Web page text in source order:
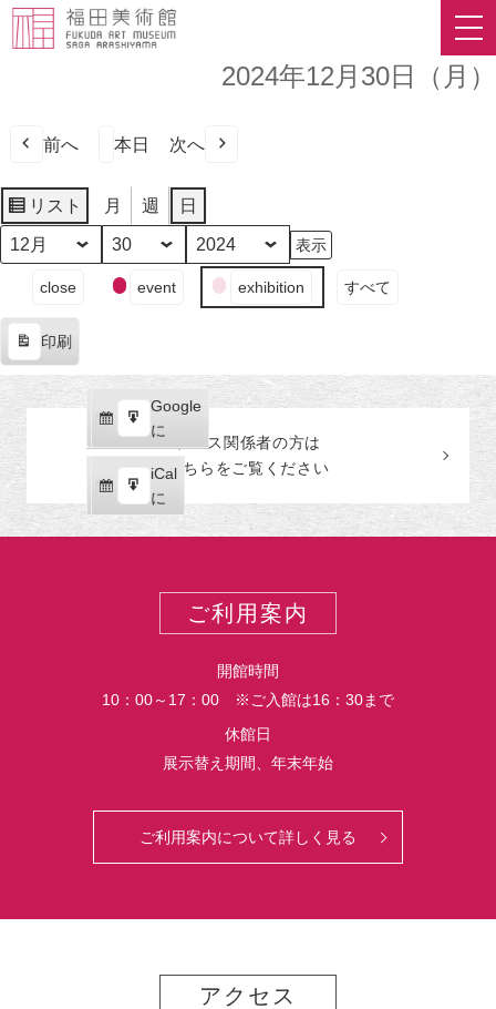
2024年12月30日（月）
前へ 本日 次へ
リスト
表
示
月 週 日
月
日
年
ン
の
カ
テ
ゴ
close event exhibition すべて
印刷
示
Google
で
購
読
iCal
で
購
読
Google
に
エ
ク
ス
ポ
iCal
に
エ
ク
プレス関係者の方は
こちらをご覧ください
ご利用案内
開館時間
10：00～17：00 ※ご入館は16：30まで
休館日
展示替え期間、年末年始
ご利用案内について詳しく見る
アクセス